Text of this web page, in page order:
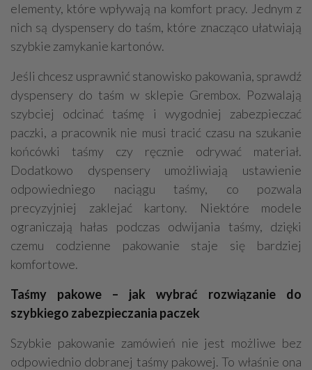
elementy, które wpływają na komfort pracy. Jednym z
nich są dyspensery do taśm, które znacząco ułatwiają
szybkie zamykanie kartonów.
Jeśli chcesz usprawnić stanowisko pakowania, sprawdź
dyspensery do taśm w sklepie Grembox. Pozwalają
szybciej odcinać taśmę i wygodniej zabezpieczać
paczki, a pracownik nie musi tracić czasu na szukanie
końcówki taśmy czy ręcznie odrywać materiał.
Dodatkowo dyspensery umożliwiają ustawienie
odpowiedniego naciągu taśmy, co pozwala
precyzyjniej zaklejać kartony. Niektóre modele
ograniczają hałas podczas odwijania taśmy, dzięki
czemu codzienne pakowanie staje się bardziej
komfortowe.
Taśmy pakowe – jak wybrać rozwiązanie do
szybkiego zabezpieczania paczek
Szybkie pakowanie zamówień nie jest możliwe bez
odpowiednio dobranej taśmy pakowej. To właśnie ona